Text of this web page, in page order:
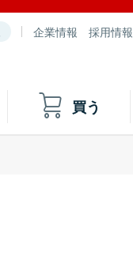
企業情報 採用情報
買う